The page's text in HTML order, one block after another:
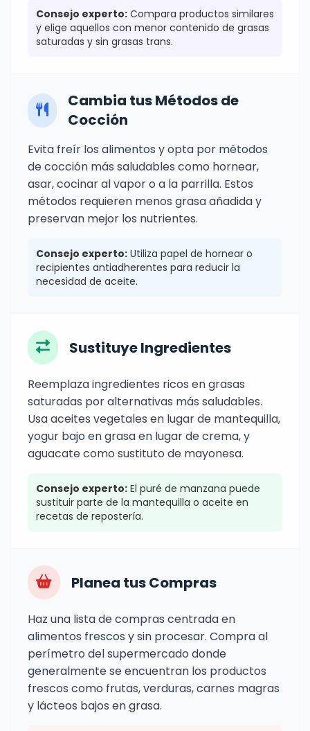
Consejo experto: Compara productos similares
y elige aquellos con menor contenido de grasas
saturadas y sin grasas trans.
Cambia tus Métodos de
Cocción
Evita freír los alimentos y opta por métodos
de cocción más saludables como hornear,
asar, cocinar al vapor o a la parrilla. Estos
métodos requieren menos grasa añadida y
preservan mejor los nutrientes.
Consejo experto: Utiliza papel de hornear o
recipientes antiadherentes para reducir la
necesidad de aceite.
Sustituye Ingredientes
Reemplaza ingredientes ricos en grasas
saturadas por alternativas más saludables.
Usa aceites vegetales en lugar de mantequilla,
yogur bajo en grasa en lugar de crema, y
aguacate como sustituto de mayonesa.
Consejo experto: El puré de manzana puede
sustituir parte de la mantequilla o aceite en
recetas de repostería.
Planea tus Compras
Haz una lista de compras centrada en
alimentos frescos y sin procesar. Compra al
perímetro del supermercado donde
generalmente se encuentran los productos
frescos como frutas, verduras, carnes magras
y lácteos bajos en grasa.